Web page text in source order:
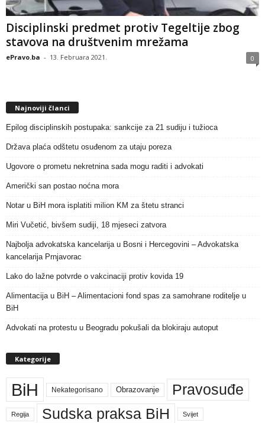
Disciplinski predmet protiv Tegeltije zbog
stavova na društvenim mrežama
ePravo.ba - 13. Februara 2021. 0
Najnoviji članci
Epilog disciplinskih postupaka: sankcije za 21 sudiju i tužioca
Država plaća odštetu osuđenom za utaju poreza
Ugovore o prometu nekretnina sada mogu raditi i advokati
Američki san postao noćna mora
Notar u BiH mora isplatiti milion KM za štetu stranci
Miri Vučetić, bivšem sudiji, 18 mjeseci zatvora
Najbolja advokatska kancelarija u Bosni i Hercegovini – Advokatska
kancelarija Prnjavorac
Lako do lažne potvrde o vakcinaciji protiv kovida 19
Alimentacija u BiH – Alimentacioni fond spas za samohrane roditelje u
BiH
Advokati na protestu u Beogradu pokušali da blokiraju autoput
Kategorije
BiH Nekategorisano Obrazovanje Pravosuđe
Regija Sudska praksa BiH Svijet